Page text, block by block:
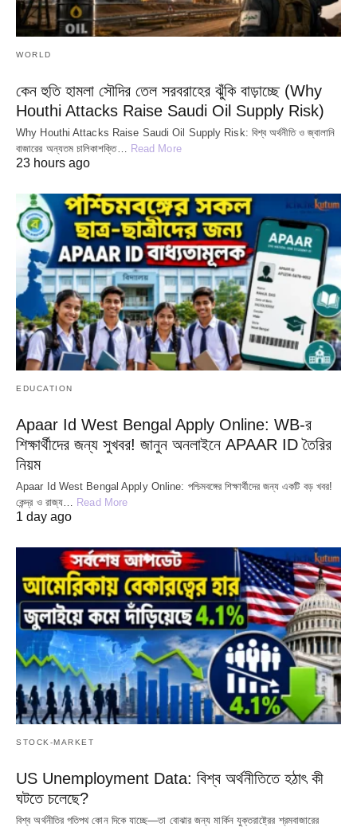
WORLD
কেন হুতি হামলা সৌদির তেল সরবরাহের ঝুঁকি বাড়াচ্ছে (Why
Houthi Attacks Raise Saudi Oil Supply Risk)
Why Houthi Attacks Raise Saudi Oil Supply Risk: বিশ্ব অর্থনীতি ও জ্বালানি
বাজারের অন্যতম চালিকাশক্তি… Read More
23 hours ago
EDUCATION
Apaar Id West Bengal Apply Online: WB-র
শিক্ষার্থীদের জন্য সুখবর! জানুন অনলাইনে APAAR ID তৈরির
নিয়ম
Apaar Id West Bengal Apply Online: পশ্চিমবঙ্গের শিক্ষার্থীদের জন্য একটি বড় খবর!
কেন্দ্র ও রাজ্য…
Read More
1 day ago
STOCK-MARKET
US Unemployment Data: বিশ্ব অর্থনীতিতে হঠাৎ কী
ঘটতে চলেছে?
বিশ্ব অর্থনীতির গতিপথ কোন দিকে যাচ্ছে—তা বোঝার জন্য মার্কিন যুক্তরাষ্ট্রের শ্রমবাজারের